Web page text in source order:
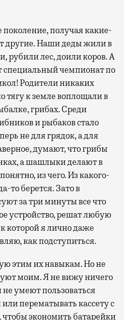
получая какие-
другие. Наши деды жили в
рубили лес, доили коров. А
специальный чемпионат по
Родители никаких
тягу к земле воплощали в
грибах. Среди
и рыбаков стало
не для грядок, а для
думают, что грибы
а шашлыки делают в
из чего. Из какого-
то берется. Зато в
за три минуты все что
устройство, решат любую
которой я лично даже
как подступиться.
этим их навыкам. Но не
моим. Я не вижу ничего
не умеют пользоваться
перематывать кассету с
экономить батарейки